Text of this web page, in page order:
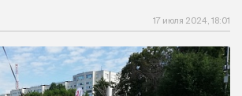
17 июля 2024, 18:01